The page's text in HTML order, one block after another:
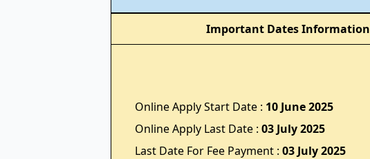
Important Dates Information
Online Apply Start Date : 10 June 2025
Online Apply Last Date : 03 July 2025
Last Date For Fee Payment : 03 July 2025